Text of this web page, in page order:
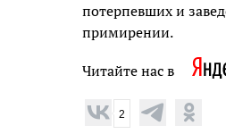
потерпевших и
примирении.
Читайте нас в
2